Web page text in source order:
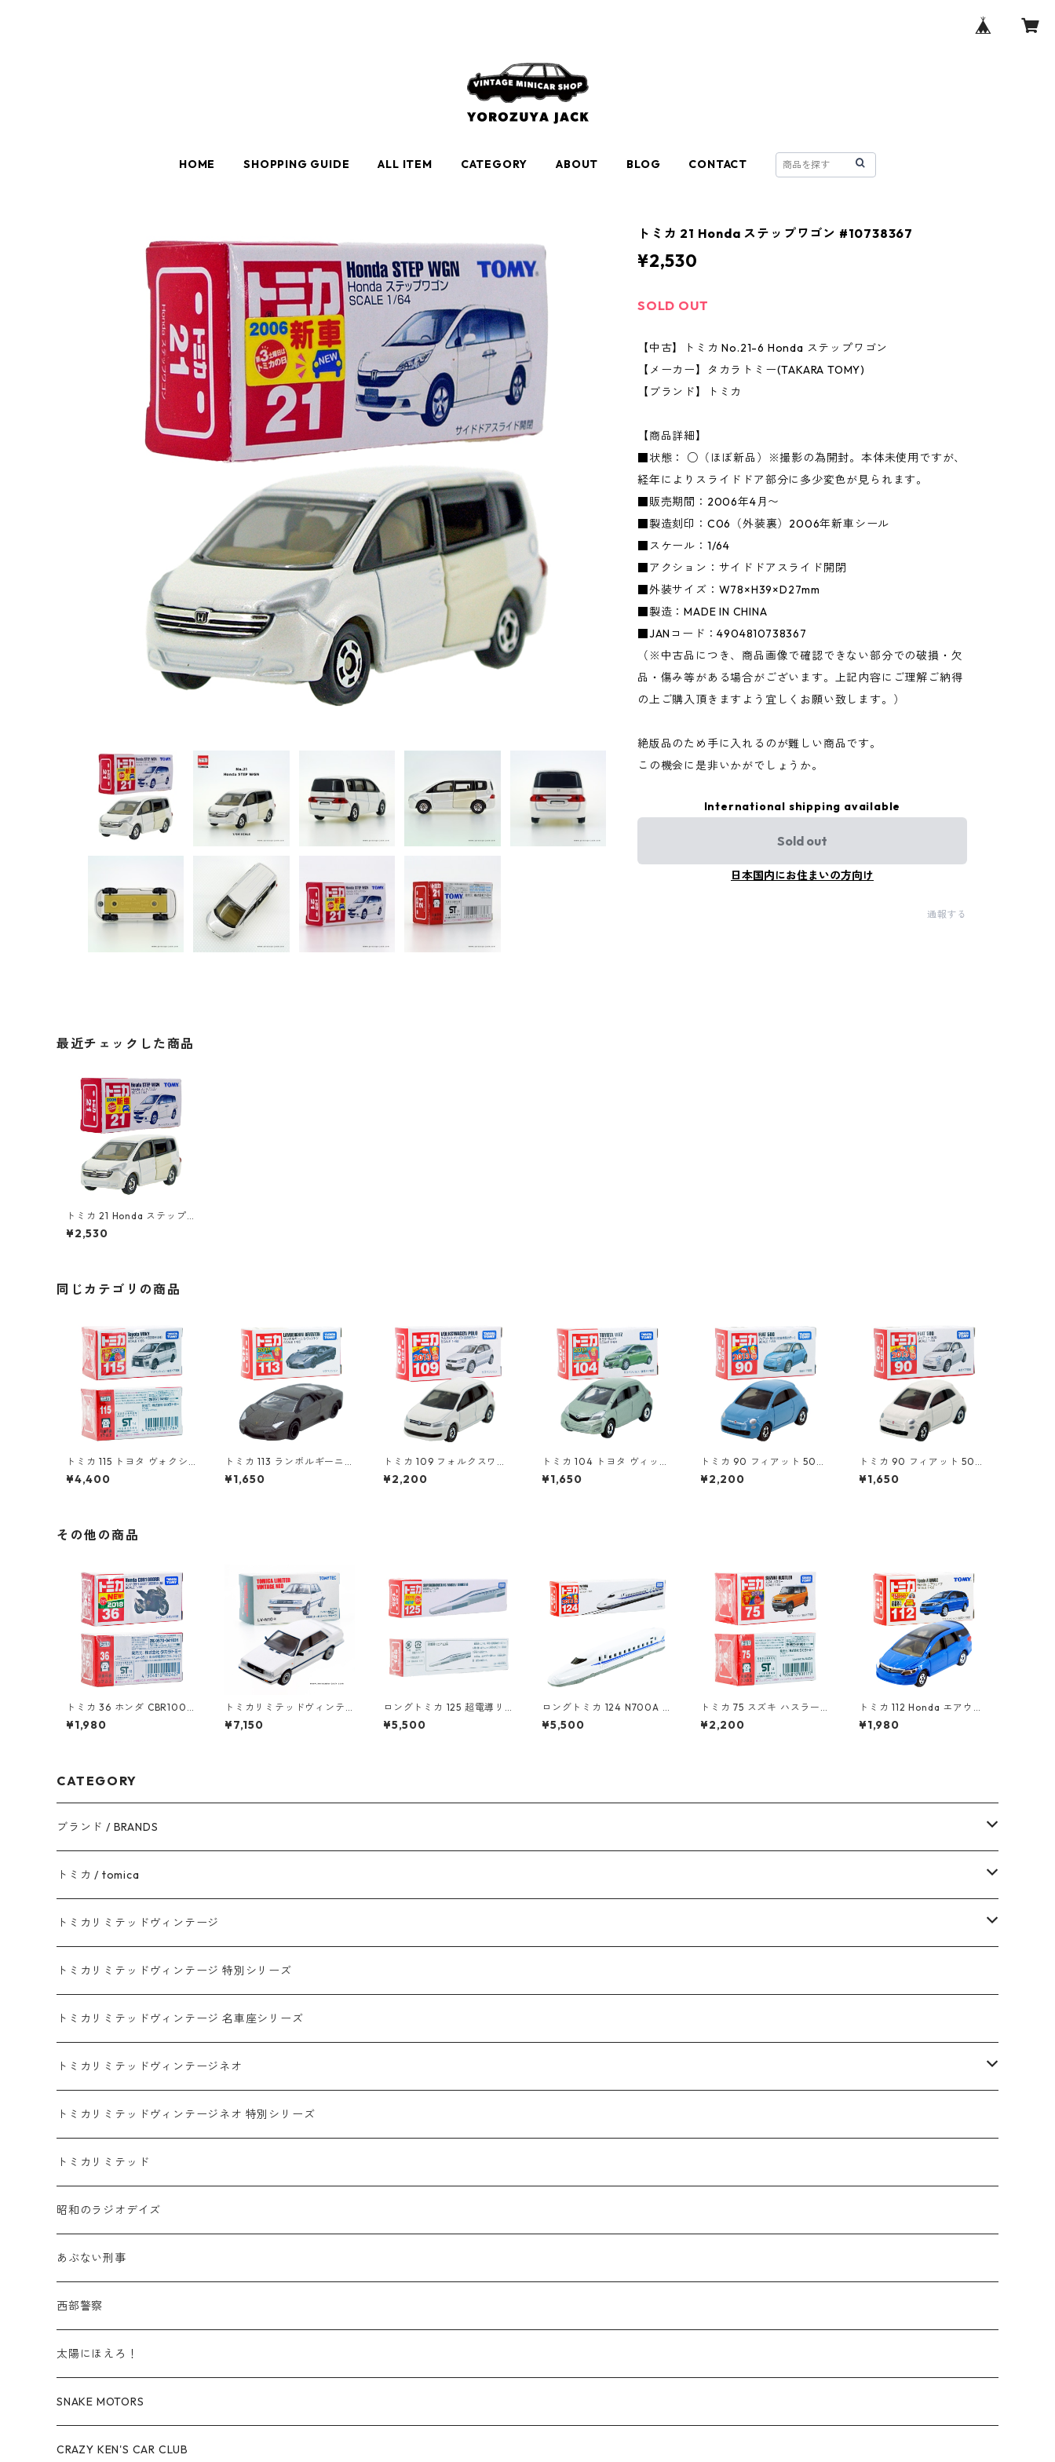
HOME SHOPPING GUIDE ALL ITEM CATEGORY ABOUT BLOG CONTACT
トミカ 21 Honda ステップワゴン #10738367
¥2,530
SOLD OUT
【中古】トミカ No.21-6 Honda ステップワゴン
【メーカー】タカラトミー(TAKARA TOMY)
【ブランド】トミカ
【商品詳細】
■状態： ○（ほぼ新品）※撮影の為開封。本体未使用ですが、
経年によりスライドドア部分に多少変色が見られます。
■販売期間：2006年4月〜
■製造刻印：C06（外装裏）2006年新車シール
■スケール：1/64
■アクション：サイドドアスライド開閉
■外装サイズ：W78×H39×D27mm
■製造：MADE IN CHINA
■JANコード：4904810738367
（※中古品につき、商品画像で確認できない部分での破損・欠
品・傷み等がある場合がございます。上記内容にご理解ご納得
の上ご購入頂きますよう宜しくお願い致します。）
絶版品のため手に入れるのが難しい商品です。
この機会に是非いかがでしょうか。
International shipping available
Sold out
日本国内にお住まいの方向け
通報する
最近チェックした商品
トミカ 21 Honda ステップ
ワゴン #10738367
¥2,530
同じカテゴリの商品
トミカ 115 トヨタ ヴォクシ
ー（初回特別仕様）#10801
764
¥4,400
トミカ 113 ランボルギーニ
レヴェントン #10359791
¥1,650
トミカ 109 フォルクスワー
ゲン ポロ（初回特別カラ
ー）#10467380
¥2,200
トミカ 104 トヨタ ヴィッツ
#10392507
¥1,650
トミカ 90 フィアット 500
（初回特別カラー）#10471
080
¥2,200
トミカ 90 フィアット 500
#10471011
¥1,650
その他の商品
トミカ 36 ホンダ CBR1000
RR（初回特別仕様）#10102
427
¥1,980
トミカリミテッドヴィンテ
ージネオ LV-N10a ニッサン
サニー 1500 ターボ スーパ
¥7,150
ロングトミカ 125 超電導リ
ニア L0系 #10824619
¥5,500
ロングトミカ 124 N700A #
10486213
¥5,500
トミカ 75 スズキ ハスラー #
10801177
¥2,200
トミカ 112 Honda エアウェ
イブ #10723943
¥1,980
CATEGORY
ブランド / BRANDS
トヨタ / TOYOTA
ダイハツ / DAIHATSU
マツダ / MAZDA
ホンダ / HONDA
日産 / NISSAN
スバル / SUBARU
スズキ / SUZUKI
三菱 / MITSUBISHI
シボレー / Chevrolet
ビー・エム・ダブリュー / BMW
レクサス / LEXUS
アウディ / Audi
ロータス / LOTUS
トミカ / tomica
赤箱 - 現行トミカ
赤箱 - 限定トミカ 初回特別カラー
赤箱 - 絶版（廃盤）トミカ No.1-120
赤箱 - 絶版（廃盤）トミカ No.1-9
赤箱 - 絶版（廃盤）トミカ No.10-19
赤箱 - 絶版（廃盤）トミカ No.60-69
赤箱 - 絶版（廃盤）トミカ No.70-79
赤箱 - 絶版（廃盤）ロングトミカ No.121-
赤箱 - 車種別
乗用車
商用車・公用車
トミカリミテッドヴィンテージ
TLV - NEW LINEUP
TLV - No. LV-00-195
TLV - No. LV-00-09
TLV - No. LV-10-19
TLV - No. LV-60-69
TLV - No. LV-70-79
TLV - 車種別
乗用車
商用車・公用車
トミカリミテッドヴィンテージ 特別シリーズ
トミカリミテッドヴィンテージ 名車座シリーズ
トミカリミテッドヴィンテージネオ
TLVN - NEW LINEUP
TLVN - No. LV-00-219
TLVN - No. LV-00-09
TLVN - No. LV-10-19
TLVN - 車種別
乗用車
商用車・公用車
トミカリミテッドヴィンテージネオ 特別シリーズ
トミカリミテッド
昭和のラジオデイズ
あぶない刑事
西部警察
太陽にほえろ！
SNAKE MOTORS
CRAZY KEN'S CAR CLUB